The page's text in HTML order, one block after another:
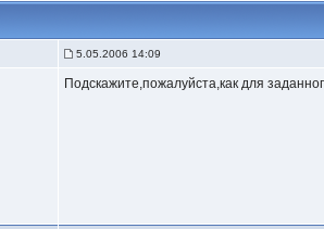
5.05.2006 14:09
Подскажите,пожалуйста,как для